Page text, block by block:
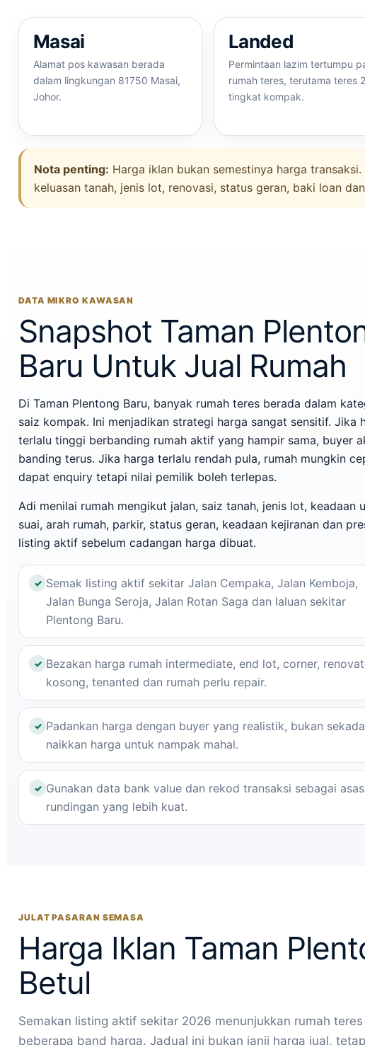
Masai
Alamat pos kawasan berada
dalam lingkungan 81750 Masai,
Johor.
Landed
Permintaan lazim tertumpu
rumah teres, terutama teres 2
tingkat kompak.
Nota penting: Harga iklan bukan semestinya harga
keluasan tanah, jenis lot, renovasi, status geran, baki loan
DATA MIKRO KAWASAN
Snapshot Taman
Baru Untuk Jual Rumah
Di Taman Plentong Baru, banyak rumah teres berada dalam
saiz kompak. Ini menjadikan strategi harga sangat sensitif. Jika
terlalu tinggi berbanding rumah aktif yang hampir sama, buyer
banding terus. Jika harga terlalu rendah pula, rumah mungkin
dapat enquiry tetapi nilai pemilik boleh terlepas.
Adi menilai rumah mengikut jalan, saiz tanah, jenis lot, keadaan
suai, arah rumah, parkir, status geran, keadaan kejiranan dan
listing aktif sebelum cadangan harga dibuat.
Semak listing aktif sekitar Jalan Cempaka, Jalan Kemboja,
Jalan Bunga Seroja, Jalan Rotan Saga dan laluan sekitar
Plentong Baru.
Bezakan harga rumah intermediate, end lot, corner,
kosong, tenanted dan rumah perlu repair.
Padankan harga dengan buyer yang realistik, bukan
naikkan harga untuk nampak mahal.
Gunakan data bank value dan rekod transaksi sebagai asas
rundingan yang lebih kuat.
JULAT PASARAN SEMASA
Harga Iklan Taman
Betul
Semakan listing aktif sekitar 2026 menunjukkan rumah
beberapa band harga. Jadual ini bukan janji harga jual,